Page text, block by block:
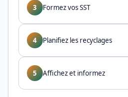
3 Formez vos SST
4 Planifiez les recyclages
5 Affichez et informez